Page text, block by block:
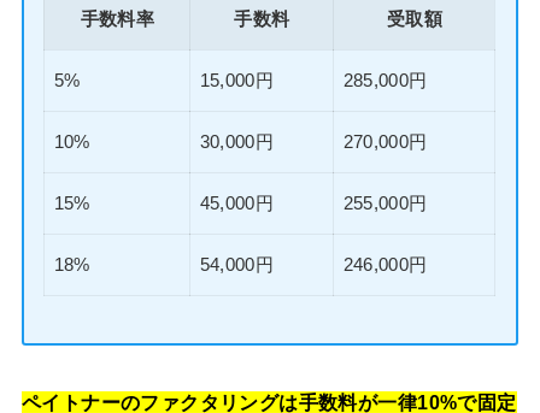
手数料率 手数料 受取額
5% 15,000円 285,000円
10% 30,000円 270,000円
15% 45,000円 255,000円
18% 54,000円 246,000円
ペイトナーのファクタリングは手数料が一律10%で固定